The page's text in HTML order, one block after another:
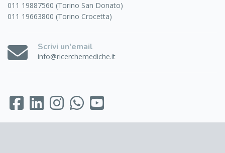
011 19887560 (Torino San Donato)
011 19663800 (Torino Crocetta)
Scrivi un'email
info@ricerchemediche.it